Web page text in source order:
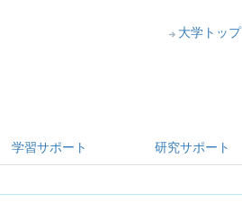
大学トップ
学習サポート 研究サポート